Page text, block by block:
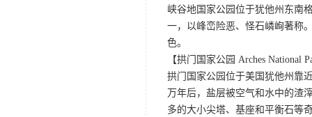
峡谷地国家公园位于犹他州东南
一，以峰峦险恶、怪石嶙峋著称
色。
【拱门国家公园 Arches National
拱门国家公园位于美国犹他州靠
万年后，盐层被空气和水中的渣
多的大小尖塔、基座和平衡石等